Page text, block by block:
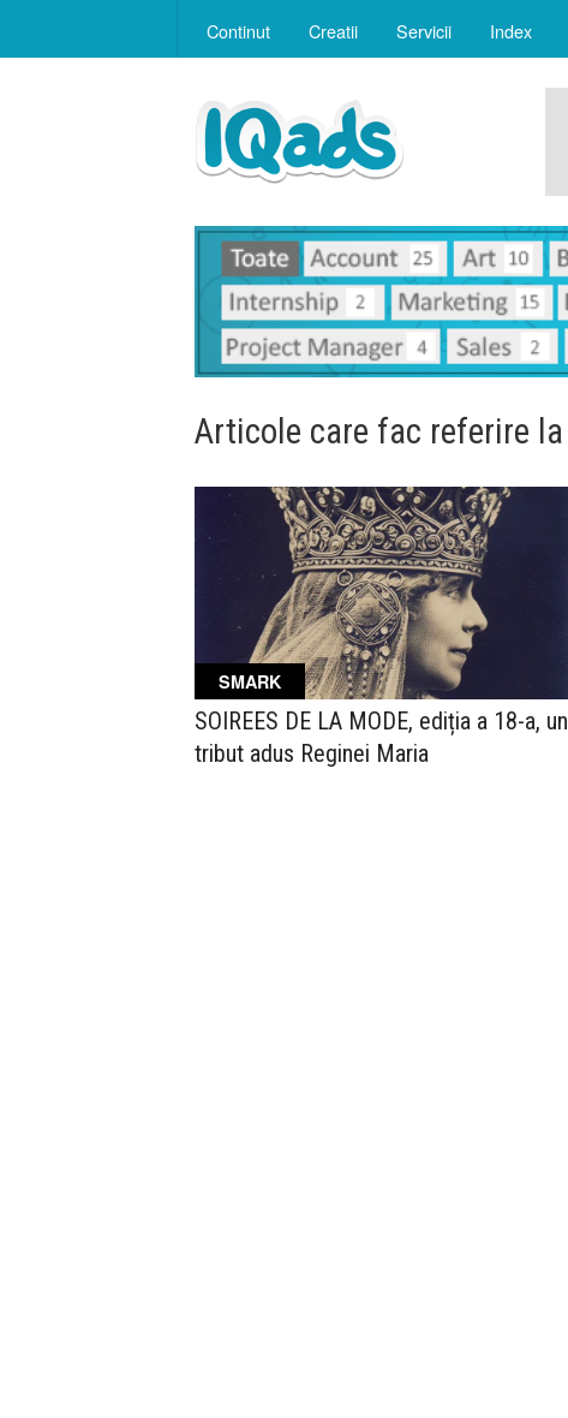
Continut Creatii Servicii Index
Articole care fac referire la
SMARK
SOIREES DE LA MODE, ediția a 18-a, un
tribut adus Reginei Maria